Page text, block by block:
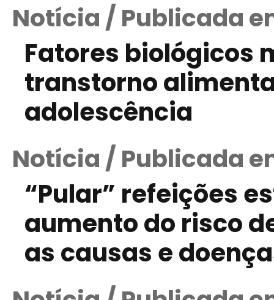
Notícia / Publicada
Fatores biológicos
transtorno
adolescência
Notícia / Publicada
“Pular” refeições
aumento do risco
as causas e